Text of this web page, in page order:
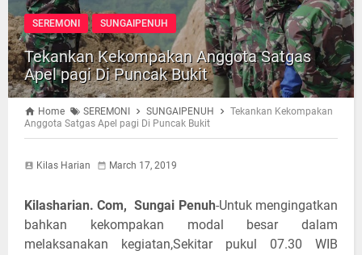
SEREMONI SUNGAIPENUH
Tekankan Kekompakan Anggota Satgas
Apel pagi Di Puncak Bukit
Home SEREMONI SUNGAIPENUH
Tekankan Kekompakan
Anggota Satgas Apel pagi Di Puncak Bukit
Kilas Harian March 17, 2019
Kilasharian. Com, Sungai Penuh-Untuk mengingatkan
bahkan kekompakan modal besar dalam
melaksanakan kegiatan,Sekitar pukul 07.30 WIB